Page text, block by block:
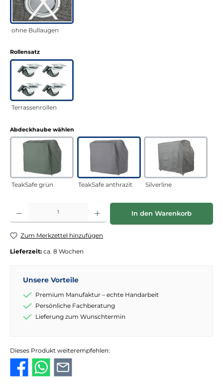
ohne Bullaugen
Rollensatzauswählen
Terrassenrollen
Abdeckhaube wählen
TeakSafe grün TeakSafe anthrazit Silverline
Produkt Anzahl: Gib den gewünschten Wert ein oder benutze die
In den Warenkorb
Zum Merkzettel hinzufügen
Lieferzeit: ca. 8 Wochen
Unsere Vorteile
Premium Manufaktur – echte Handarbeit
Persönliche Fachberatung
Lieferung zum Wunschtermin
Dieses Produkt weiterempfehlen: